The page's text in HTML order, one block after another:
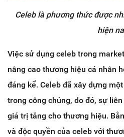
Celeb là phương thức được
hiện
Việc sử dụng celeb trong
nâng cao thương hiệu cá nhân
đáng kể. Celeb đã xây dựng
trong công chúng, do đó, sự
giá trị tăng cho thương hiệu.
và độc quyền của celeb với